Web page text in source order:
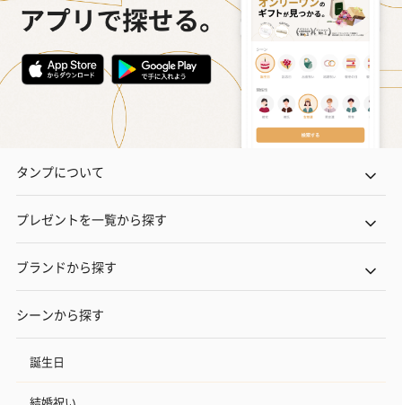
タンプについて
プレゼントを一覧から探す
ブランドから探す
シーンから探す
誕生日